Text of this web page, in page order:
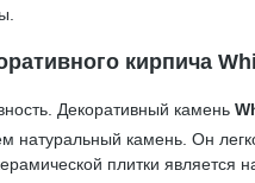
кирпича
Декоративный камень
натуральный камень. Он
плитки является